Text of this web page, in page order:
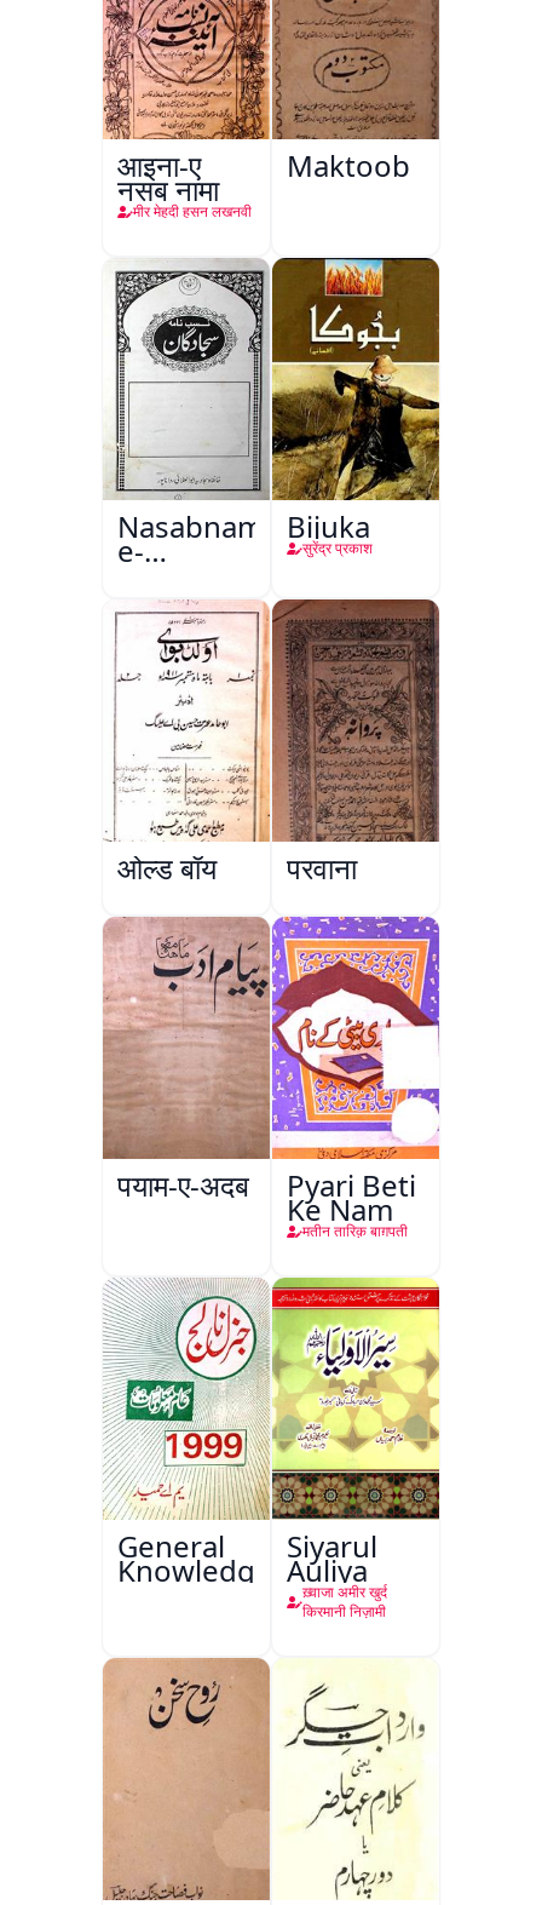
आइना-ए
नसब नामा
मीर मेहदी हसन लखनवी
Maktoob
Nasabnama-
e-
Sajjadgan
Bijuka
सुरेंद्र प्रकाश
ओल्ड बॉय परवाना
पयाम-ए-अदब Pyari Beti
Ke Nam
मतीन तारिक़ बाग़पती
General
Knowledge
Siyarul
Auliya
ख़्वाजा अमीर खुर्द
किरमानी निज़ामी